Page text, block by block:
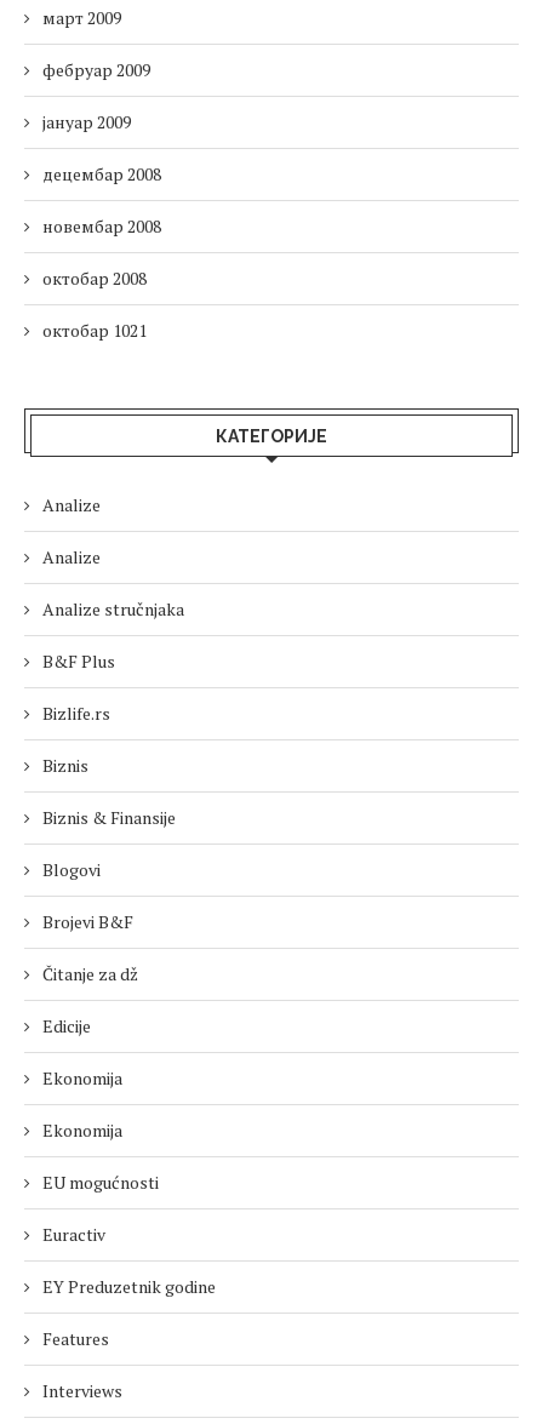
март 2009
фебруар 2009
јануар 2009
децембар 2008
новембар 2008
октобар 2008
октобар 1021
КАТЕГОРИЈЕ
Analize
Analize
Analize stručnjaka
B&F Plus
Bizlife.rs
Biznis
Biznis & Finansije
Blogovi
Brojevi B&F
Čitanje za dž
Edicije
Ekonomija
Ekonomija
EU mogućnosti
Euractiv
EY Preduzetnik godine
Features
Interviews